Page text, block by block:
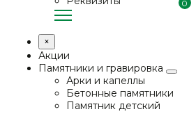
0
×
Акции
Памятники и гравировка
Арки и капеллы
Бетонные памятники
Памятник детский